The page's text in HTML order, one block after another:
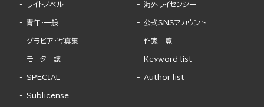
ライトノベル
青年・一般
グラビア・写真集
モーター誌
SPECIAL
Sublicense
海外ライセンシー
公式SNSアカウント
作家一覧
Keyword list
Author list